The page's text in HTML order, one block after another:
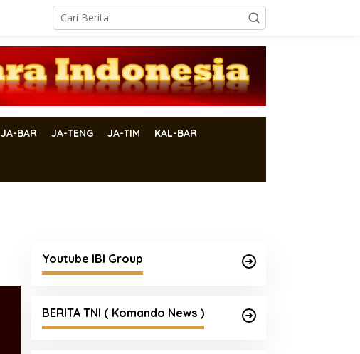
JA-BAR JA-TENG JA-TIM KAL-BAR
Youtube IBI Group
BERITA TNI ( Komando News )